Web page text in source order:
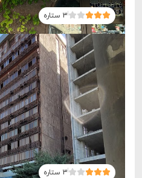
3 ستاره
3 ستاره